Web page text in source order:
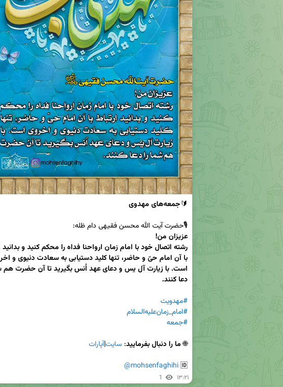
🔰جمعه‌های مهدوی
🎙حضرت آیت الله محسن فقیهی دام ظله:
دعا کنند.
#مهدویت
#امام_زمان‌علیه‌السلام
#جمعه
🌐 ما را دنبال بفرمایید: سایت|آپارات
🆔
@mohsenfaghihi
1 ۱۳:۲۱